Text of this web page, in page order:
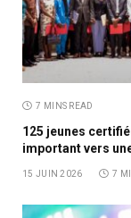
7 MINS READ
125 jeunes
important vers
15 JUIN 2026 7